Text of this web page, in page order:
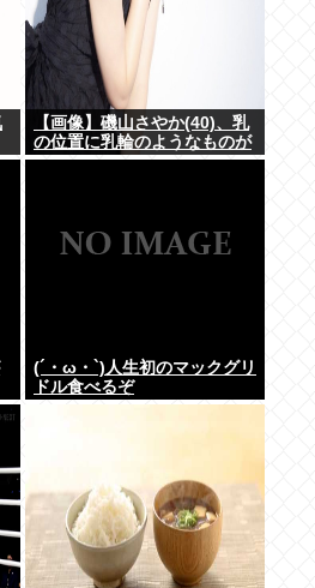
【画像】磯山さやか(40)、乳
の位置に乳輪のようなものが
www
(´・ω・`)人生初のマックグリ
ドル食べるぞ